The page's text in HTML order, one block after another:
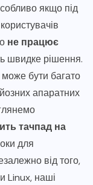
якщо під
не працює
швидке рішення.
може бути багато
апаратних
тачпад на
для
від того,
Linux, наші